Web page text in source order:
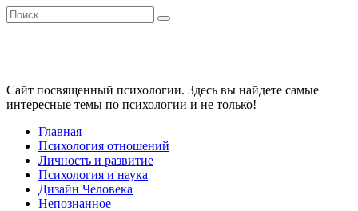
Перейти
к
Search
for:
Сайт посвященный психологии. Здесь вы найдете самые
интересные темы по психологии и не только!
Главная
Психология отношений
Личность и развитие
Психология и наука
Дизайн Человека
Непознанное